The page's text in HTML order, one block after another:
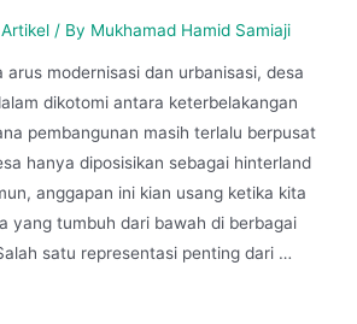
Artikel / By Mukhamad Hamid Samiaji
arus modernisasi dan urbanisasi, desa
dikotomi antara keterbelakangan
pembangunan masih terlalu berpusat
hanya diposisikan sebagai hinterland
anggapan ini kian usang ketika kita
yang tumbuh dari bawah di berbagai
satu representasi penting dari …